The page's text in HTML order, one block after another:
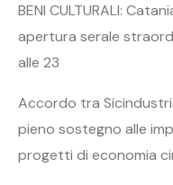
BENI CULTURALI:
apertura serale
alle 23
Accordo tra
pieno sostegno alle
progetti di economia